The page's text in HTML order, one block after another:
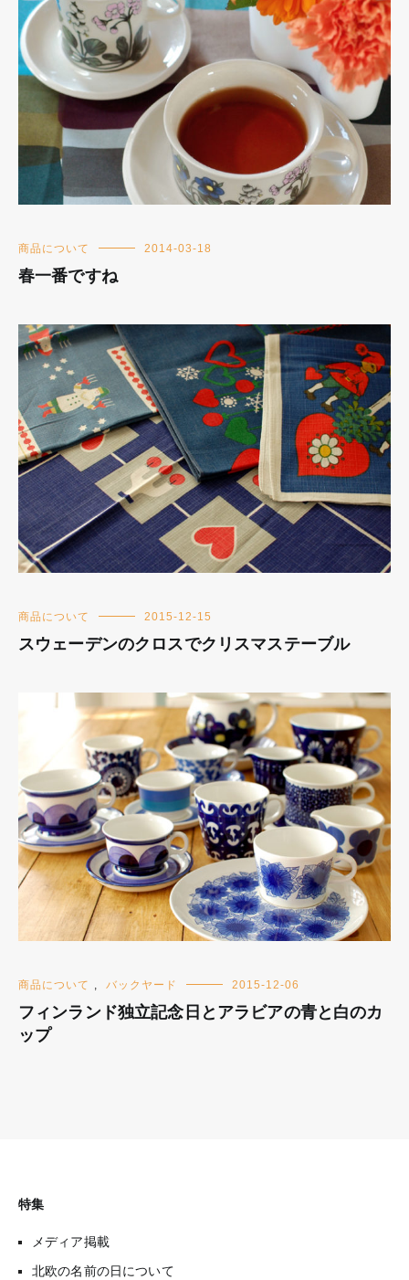
商品について 2014-03-18
春一番ですね
商品について 2015-12-15
スウェーデンのクロスでクリスマステーブル
商品について , バックヤード 2015-12-06
フィンランド独立記念日とアラビアの青と白のカ
ップ
特集
メディア掲載
北欧の名前の日について